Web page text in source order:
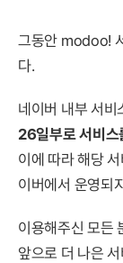
그동안 modoo!
다.
네이버 내부 서
26일부로 서비스
이에 따라 해당
이버에서 운영되
이용해주신 모든
앞으로 더 나은